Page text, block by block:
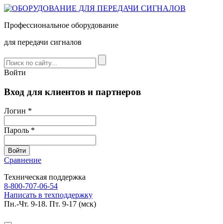
Профессиональное оборудование
для передачи сигналов
Войти
Вход для клиентов и партнеров
Логин *
Пароль *
Сравнение
Техническая поддержка
8-800-707-06-54
Написать в техподдержку
Пн.-Чт. 9-18. Пт. 9-17 (мск)